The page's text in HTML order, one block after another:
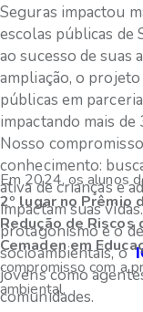
Seguras impactou
escolas públicas de
ao sucesso de suas
ampliação, o
públicas em
impactando mais
Nosso
conhecimento:
ativa de crianças e
impactam suas
protagonismo e o
socioambientais, o
jovens como
comunidades.
Em 2024, os alunos
2º lugar no Prêmio
Redução de
Cemaden em
compromisso com a
ambiental.